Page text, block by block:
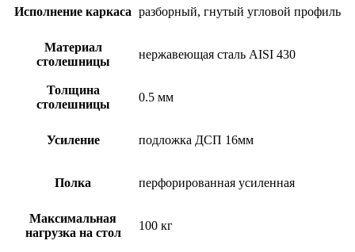
Исполнение каркаса разборный, гнутый угловой профиль
Материал
столешницы
нержавеющая сталь AISI 430
Толщина
столешницы
0.5 мм
Усиление подложка ДСП 16мм
Полка перфорированная усиленная
Максимальная
нагрузка на стол
100 кг